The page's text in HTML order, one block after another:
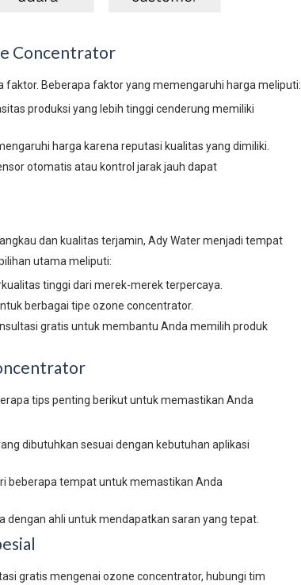
Concentrator
Beberapa faktor yang memengaruhi harga meliputi:
produksi yang lebih tinggi cenderung memiliki
harga karena reputasi kualitas yang dimiliki.
otomatis atau kontrol jarak jauh dapat
dan kualitas terjamin, Ady Water menjadi tempat
utama meliputi:
tinggi dari merek-merek terpercaya.
berbagai tipe ozone concentrator.
gratis untuk membantu Anda memilih produk
tips penting berikut untuk memastikan Anda
dibutuhkan sesuai dengan kebutuhan aplikasi
beberapa tempat untuk memastikan Anda
dengan ahli untuk mendapatkan saran yang tepat.
gratis mengenai ozone concentrator, hubungi tim